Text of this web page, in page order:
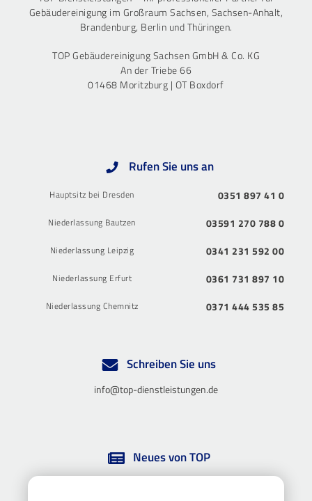
Gebäudereinigung im Großraum Sachsen, Sachsen-Anhalt,
Brandenburg, Berlin und Thüringen.
TOP Gebäudereinigung Sachsen GmbH & Co. KG
An der Triebe 66
01468 Moritzburg | OT Boxdorf
Rufen Sie uns an
Hauptsitz bei Dresden 0351 897 41 0
Niederlassung Bautzen 03591 270 788 0
Niederlassung Leipzig 0341 231 592 00
Niederlassung Erfurt 0361 731 897 10
Niederlassung Chemnitz 0371 444 535 85
Schreiben Sie uns
info@top-dienstleistungen.de
Neues von TOP